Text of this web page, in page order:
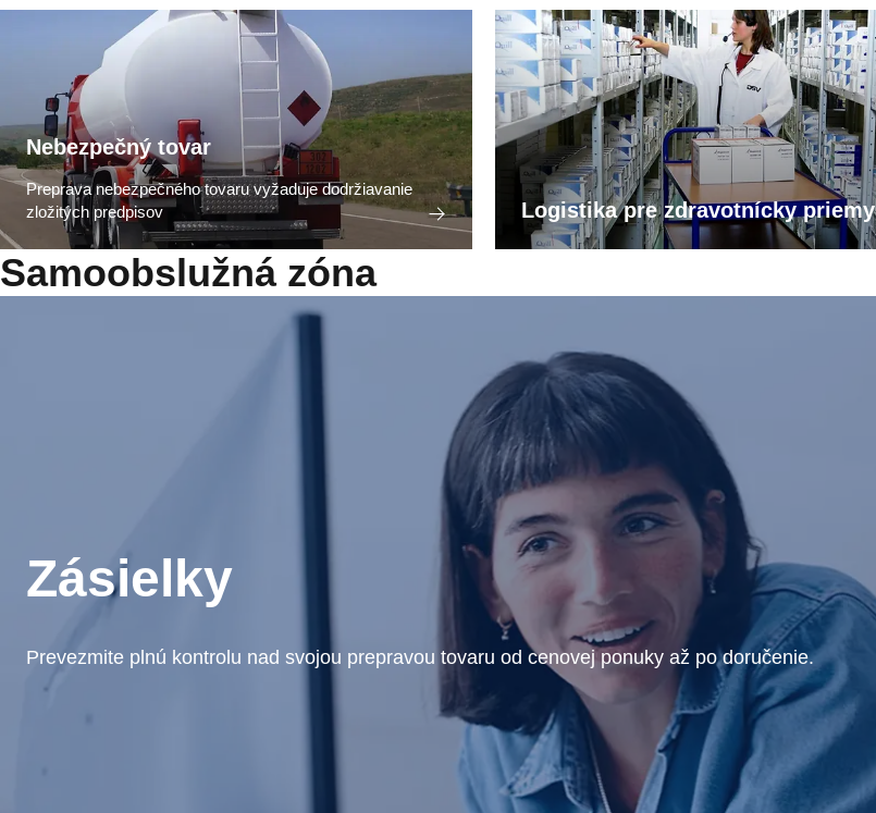
Nebezpečný tovar
Preprava nebezpečného tovaru vyžaduje dodržiavanie
zložitých predpisov
Logistika pre zdravotnícky
Samoobslužná zóna
Zásielky
Prevezmite plnú kontrolu nad svojou prepravou tovaru od cenovej ponuky až po doručenie.